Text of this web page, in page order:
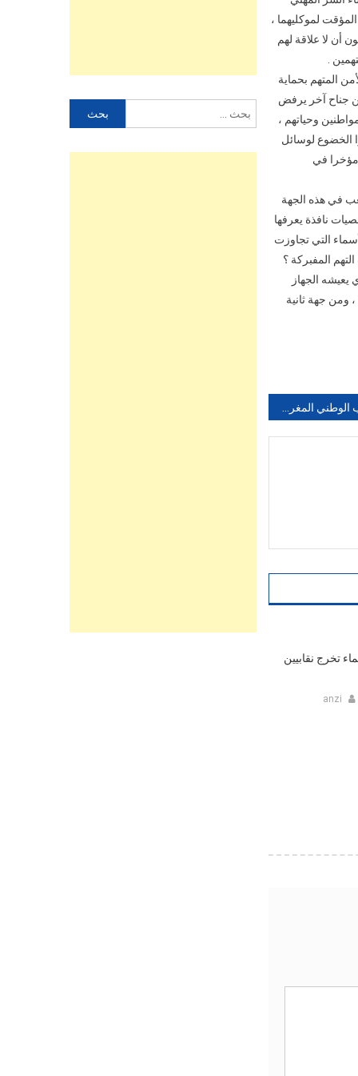
الشرطيين السراح المؤقت لموكليهما ،
أن لا علاقة لهم
.
المتهم بحماية
جناح آخر يرفض
وحياتهم ،
الخضوع لوسائل
مؤخرا في
في هذه الجهة
نافذة يعرفها
التي تجاوزت
الجهاز
ومن جهة ثانية
تخرج نقابيين
anzi
عن: